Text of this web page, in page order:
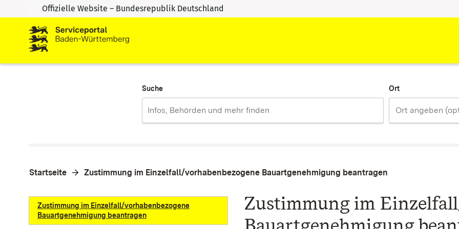
Zum Inhalt springen
Zur Suche springen
Offizielle Website – Bundesrepublik Deutschland
Suche Ort
Startseite Zustimmung im Einzelfall/vorhabenbezogene Bauartgenehmigung beantragen
Zustimmung im Einzelfall/vorhabenbezogene
Bauartgenehmigung beantragen
Zustimmung im